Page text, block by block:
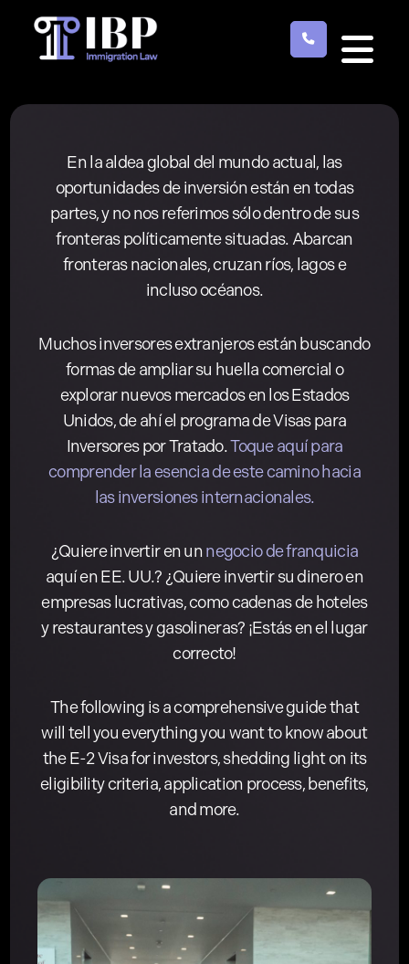
content
En la aldea global del mundo actual, las
oportunidades de inversión están en todas
partes, y no nos referimos sólo dentro de sus
fronteras políticamente situadas. Abarcan
fronteras nacionales, cruzan ríos, lagos e
incluso océanos.
Muchos inversores extranjeros están buscando
formas de ampliar su huella comercial o
explorar nuevos mercados en los Estados
Unidos, de ahí el programa de Visas para
Inversores por Tratado.Toque aquí para
comprender la esencia de este camino hacia
las inversiones internacionales.
¿Quiere invertir en unnegocio de franquicia
aquí en EE. UU.? ¿Quiere invertir su dinero en
empresas lucrativas, como cadenas de hoteles
y restaurantes y gasolineras? ¡Estás en el lugar
correcto!
The following is a comprehensive guide that
will tell you everything you want to know about
the E-2 Visa for investors, shedding light on its
eligibility criteria, application process, benefits,
and more.